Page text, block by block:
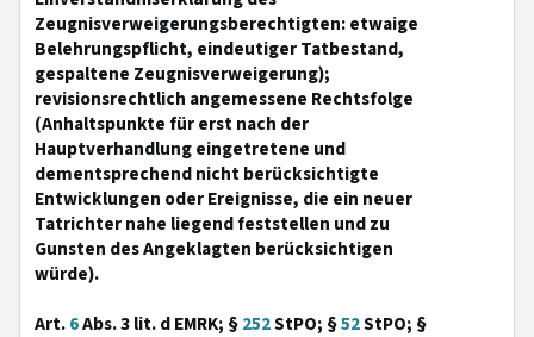
Zeugnisverweigerungsberechtigten: etwaige
Belehrungspflicht, eindeutiger Tatbestand,
gespaltene Zeugnisverweigerung);
revisionsrechtlich angemessene Rechtsfolge
(Anhaltspunkte für erst nach der
Hauptverhandlung eingetretene und
dementsprechend nicht berücksichtigte
Entwicklungen oder Ereignisse, die ein neuer
Tatrichter nahe liegend feststellen und zu
Gunsten des Angeklagten berücksichtigen
würde).
Art.6Abs. 3 lit. d EMRK; §252StPO; §52StPO; §